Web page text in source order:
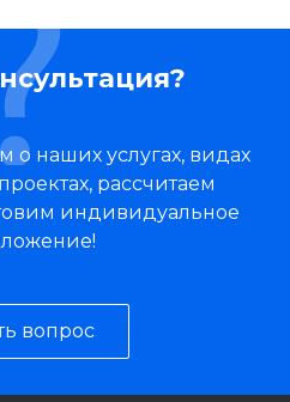
о наших услугах, видах
рассчитаем
индивидуальное
вопрос